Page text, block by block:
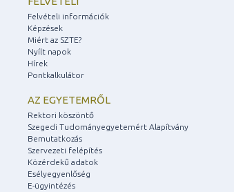
Felvételi információk
Képzések
Miért az SZTE?
Nyílt napok
Hírek
Pontkalkulátor
AZ EGYETEMRŐL
Rektori köszöntő
Szegedi Tudományegyetemért Alapítvány
Bemutatkozás
Szervezeti felépítés
Közérdekű adatok
Esélyegyenlőség
E-ügyintézés